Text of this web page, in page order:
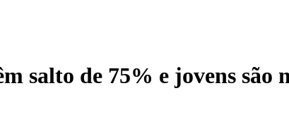
salto de 75% e jovens são